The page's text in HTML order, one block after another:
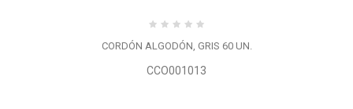
CORDÓN ALGODÓN, GRIS 60 UN.
CCO001013